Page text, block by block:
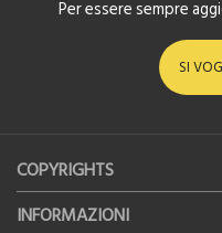
Per essere sempre
SI
COPYRIGHTS
INFORMAZIONI